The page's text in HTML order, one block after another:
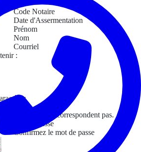
Code Notaire
Date d'Assermentation
Prénom
Nom
Courriel
:
avez saisis ne correspondent pas.
Mot de passe
Confirmez le mot de passe